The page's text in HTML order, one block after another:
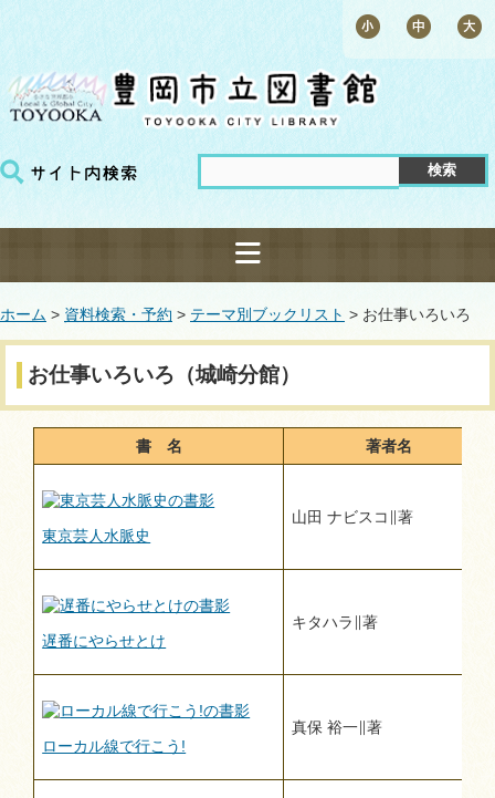
ホーム > 資料検索・予約 > テーマ別ブックリスト > お仕事いろいろ
お仕事いろいろ（城崎分館）
書 名 著者名
東京芸人水脈史
山田 ナビスコ∥著
遅番にやらせとけ
キタハラ∥著
ローカル線で行こう!
真保 裕一∥著